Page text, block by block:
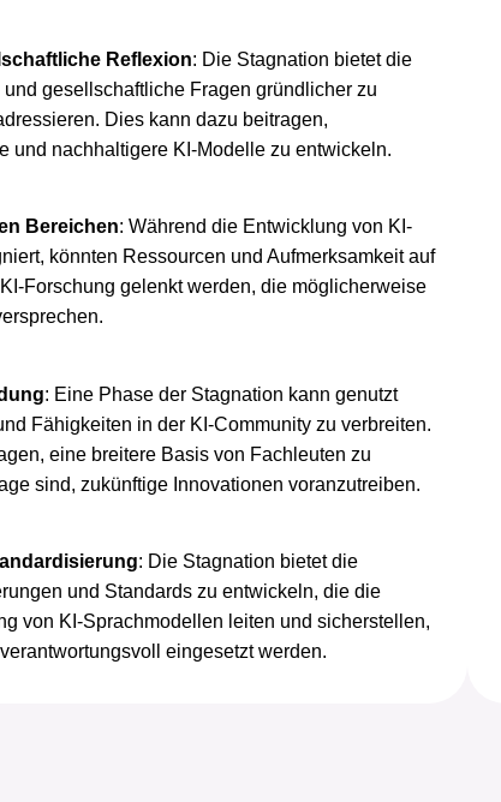
Reflexion: Die Stagnation bietet die
gesellschaftliche Fragen gründlicher zu
Dies kann dazu beitragen,
und nachhaltigere KI-Modelle zu entwickeln.
Bereichen: Während die Entwicklung von KI-
könnten Ressourcen und Aufmerksamkeit auf
Forschung gelenkt werden, die möglicherweise
: Eine Phase der Stagnation kann genutzt
Fähigkeiten in der KI-Community zu verbreiten.
eine breitere Basis von Fachleuten zu
sind, zukünftige Innovationen voranzutreiben.
: Die Stagnation bietet die
und Standards zu entwickeln, die die
von KI-Sprachmodellen leiten und sicherstellen,
eingesetzt werden.